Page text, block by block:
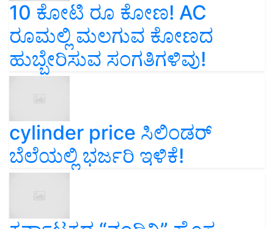
10 ಕೋಟಿ ರೂ ಕೋಣ! AC
ರೂಮಲ್ಲಿ ಮಲಗುವ ಕೋಣದ
ಹುಬ್ಬೇರಿಸುವ ಸಂಗತಿಗಳಿವು!
cylinder price ಸಿಲಿಂಡರ್‌
ಬೆಲೆಯಲ್ಲಿ ಭರ್ಜರಿ ಇಳಿಕೆ!